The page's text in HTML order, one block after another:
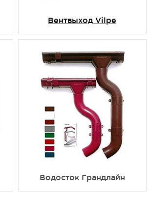
Вентвыход Vilpe
Водосток Грандлайн